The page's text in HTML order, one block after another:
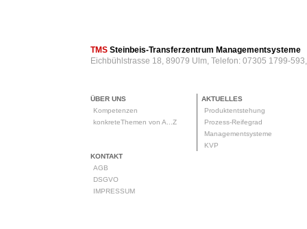
TMS Steinbeis-Transferzentrum Managementsysteme
Eichbühlstrasse 18, 89079 Ulm, Telefon: 07305 1799-
ÜBER UNS
Kompetenzen
konkreteThemen von A...Z
AKTUELLES
Produktentstehung
Prozess-Reifegrad
Managementsysteme
KVP
KONTAKT
AGB
DSGVO
IMPRESSUM